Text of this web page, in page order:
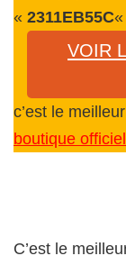
« 2311EB55C«
VOIR
c’est le
boutique
C’est le